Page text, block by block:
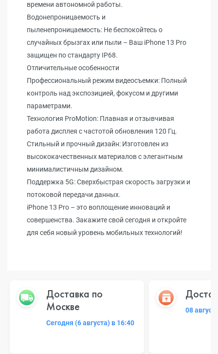
времени автономной работы.
Водонепроницаемость и
пыленепроницаемость: Не беспокойтесь о
случайных брызгах или пыли – Ваш iPhone 13 Pro
защищен по стандарту IP68.
Отличительные особенности
Профессиональный режим видеосъемки: Полный
контроль над экспозицией, фокусом и другими
параметрами.
Технология ProMotion: Плавная и отзывчивая
работа дисплея с частотой обновления 120 Гц.
Стильный и прочный дизайн: Изготовлен из
высококачественных материалов с элегантным
минималистичным дизайном.
Поддержка 5G: Сверхбыстрая скорость загрузки и
потоковой передачи данных.
iPhone 13 Pro – это воплощение инноваций и
совершенства. Закажите свой сегодня и откройте
для себя новый уровень мобильных технологий!
Доставка по
Москве
Сегодня (6 августа) в 16:40
08